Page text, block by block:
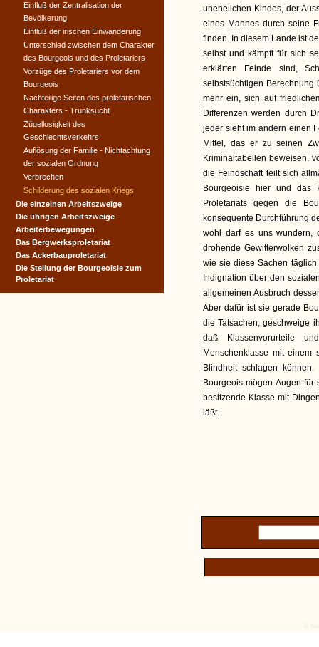
unehelichen Kindes, der
eines Mannes durch seine
finden. In diesem Lande ist
selbst und kämpft für sich
erklärten Feinde sind,
selbstsüchtigen Berechnung
mehr ein, sich auf
Differenzen werden durch
jeder sieht im andern einen
Mittel, das er zu seinen
Kriminaltabellen beweisen,
die Feindschaft teilt sich
Bourgeoisie hier und das
Proletariats gegen die
konsequente Durchführung
wohl darf es uns wundern,
drohende Gewitterwolken
wie sie diese Sachen
Indignation über den
allgemeinen Ausbruch
Aber dafür ist sie gerade
die Tatsachen, geschweige
daß Klassenvorurteile
Menschenklasse mit
Blindheit schlagen
Bourgeois mögen Augen
besitzende Klasse mit
läßt.
Einfluß der Zentralisation der
Bevölkerung
Einfluß der irischen Einwanderung
Unterschied zwischen dem Charakter
des Bourgeois und des Proletariers
Vorzüge des Proletariers vor dem
Bourgeois
Nachteilige Seiten des proletarischen
Charakters - Trunksucht
Zügellosigkeit des
Geschlechtsverkehrs
Auflösung der Familie - Nichtachtung
der sozialen Ordnung
Verbrechen
Schilderung des sozialen Kriegs
Die einzelnen Arbeitszweige
Die übrigen Arbeitszweige
Arbeiterbewegungen
Das Bergwerksproletariat
Das Ackerbauproletariat
Die Stellung der Bourgeoisie zum
Proletariat